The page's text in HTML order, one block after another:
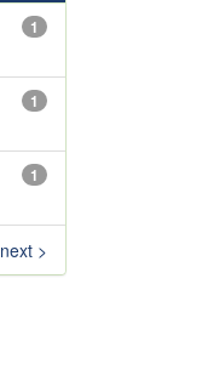
1
1
1
next >